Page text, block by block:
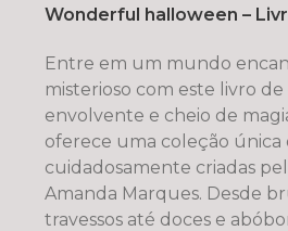
Wonderful halloween –
Entre em um mundo
misterioso com este livro
envolvente e cheio de
oferece uma coleção única
cuidadosamente criadas
Amanda Marques. Desde
travessos até doces e